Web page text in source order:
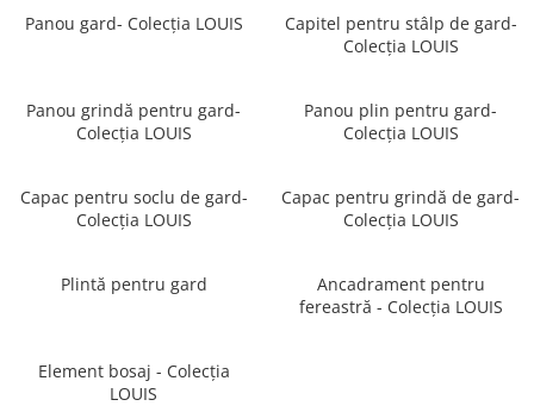
Panou gard- Colecția LOUIS
Capitel pentru stâlp de gard-
Colecția LOUIS
Panou grindă pentru gard-
Colecția LOUIS
Panou plin pentru gard-
Colecția LOUIS
Capac pentru soclu de gard-
Colecția LOUIS
Capac pentru grindă de gard-
Colecția LOUIS
Plintă pentru gard
Ancadrament pentru
fereastră - Colecția LOUIS
Element bosaj - Colecția
LOUIS